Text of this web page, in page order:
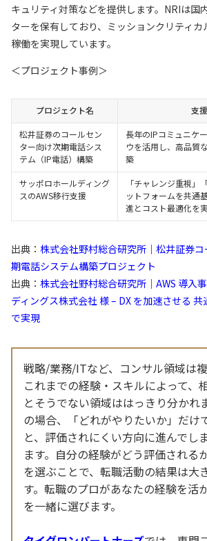
キュリティ対策などを提供します。NRIは国
ターを保有しており、ミッションクリティ
稼働を実現しています。
＜プロジェクト事例＞
プロジェクト名 支
松井証券のコールセン
ター向け次期電話シス
テム（IP電話）構築
長年のIPコミュニケ
ウを活用し、高品質
築
サッポロホールディング
スのAWS移行支援
「チャレンジ重視」
ットフォームを共通
進とコスト最適化を
出典： 株式会社野村総合研究所｜松井証券
期電話システム構築プロジェクト
出典： 株式会社野村総合研究所｜AWS 導入
ディングス株式会社 様 – DX を加速させる
で実現
戦略/業務/ITなど、コンサル領域は複
これまでの経験・スキルによって、
とそうでない領域ははっきり分かれ
の場合、「どれがやりたいか」だけ
と、評価されにくい方向に進んでし
ます。自分の経験がどう評価される
を選ぶことで、転職活動の結果は大
す。転職のプロがあなたの経験を活
を一緒に選びます。